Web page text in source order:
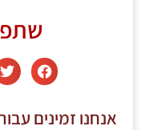
אנחנו זמינים